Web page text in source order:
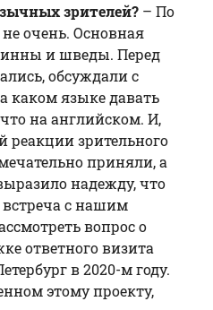
зрителей? – По
очень. Основная
и шведы. Перед
обсуждали с
каком языке давать
на английском. И,
реакции зрительного
приняли, а
надежду, что
встреча с нашим
вопрос о
ответного визита
в 2020-м году.
этому проекту,